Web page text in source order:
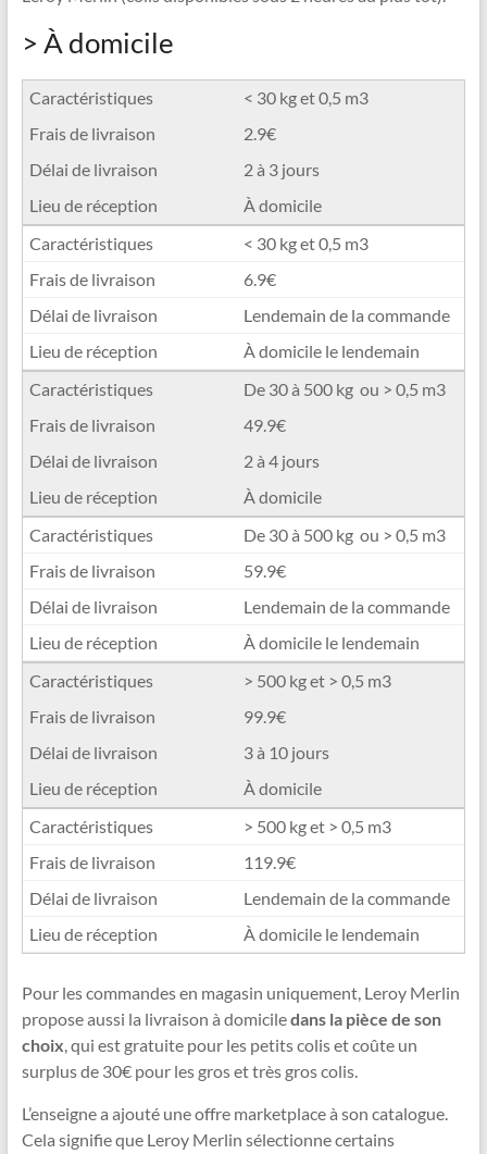
> À domicile
< 30 kg et 0,5 m3
2.9€
2 à 3 jours
À domicile
< 30 kg et 0,5 m3
6.9€
Lendemain de la commande
À domicile le lendemain
De 30 à 500 kg ou > 0,5 m3
49.9€
2 à 4 jours
À domicile
De 30 à 500 kg ou > 0,5 m3
59.9€
Lendemain de la commande
À domicile le lendemain
> 500 kg et > 0,5 m3
99.9€
3 à 10 jours
À domicile
> 500 kg et > 0,5 m3
119.9€
Lendemain de la commande
À domicile le lendemain
Pour les commandes en magasin uniquement, Leroy Merlin
propose aussi la livraison à domiciledans la pièce de son
choix, qui est gratuite pour les petits colis et coûte un
surplus de 30€ pour les gros et très gros colis.
L’enseigne a ajouté une offre marketplace à son catalogue.
Cela signifie que Leroy Merlin sélectionne certains